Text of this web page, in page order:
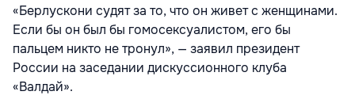
«Берлускони судят за то, что он живет с женщинами.
Если бы он был бы гомосексуалистом, его бы
пальцем никто не тронул», — заявил президент
России на заседании дискуссионного клуба
«Валдай».